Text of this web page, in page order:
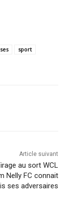
sport
Article suivant
au sort WCL
Nelly FC connait
ses adversaires